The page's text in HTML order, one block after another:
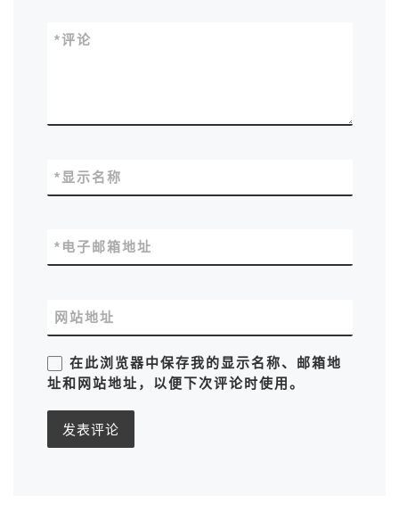
评论
*
显示名称
*
电子邮箱地址
*
网站地址
在此浏览器中保存我的显示名称、邮箱地
址和网站地址，以便下次评论时使用。